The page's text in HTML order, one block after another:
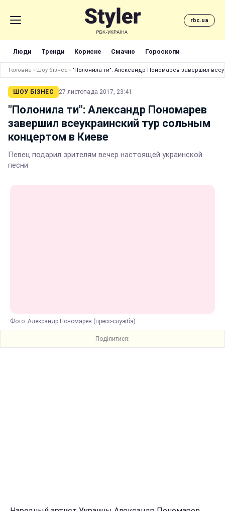
rbc.ua
Люди Тренди Корисне Смачно Гороскопи
Головна › Шоу бізнес › "Полонила ти": Александр Пономарев завершил
ШОУ БІЗНЕС 27 листопада 2017, 23:41
"Полонила ти": Александр Пономарев
завершил всеукраинский тур сольным
концертом в Киеве
Певец подарил зрителям вечер настоящей украинской
песни
Фото: Александр Пономарев (пресс-служба)
Поділитися: